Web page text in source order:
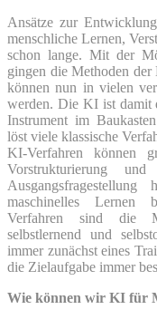
Ansätze zur
menschliche Lernen,
schon lange. Mit der
gingen die Methoden
können nun in vielen
werden. Die KI ist damit
Instrument im
löst viele klassische
KI-Verfahren können
Vorstrukturierung
maschinelles Lernen
Verfahren sind die
selbstlernend und
immer zunächst eines
die Zielaufgabe immer
Wie können wir KI für